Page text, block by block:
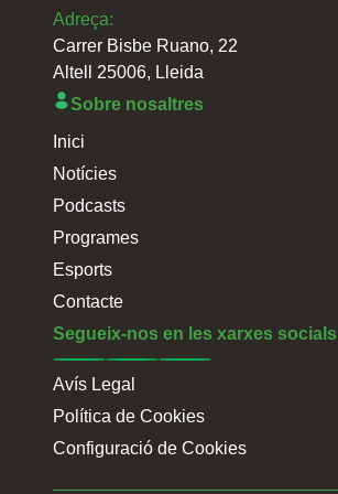
Adreça:
Carrer Bisbe Ruano, 22
Altell 25006, Lleida
Sobre nosaltres
Inici
Notícies
Podcasts
Programes
Esports
Contacte
Segueix-nos en les xarxes socials
Avís Legal
Política de Cookies
Configuració de Cookies